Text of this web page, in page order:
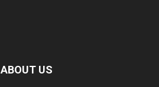
ABOUT US